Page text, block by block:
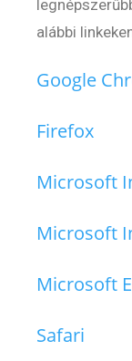
alábbi
Google
Firefox
Microsoft
Microsoft
Microsoft
Safari